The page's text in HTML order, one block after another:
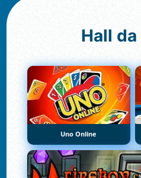
Hall da
Uno Online